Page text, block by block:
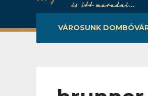
VÁROSUNK